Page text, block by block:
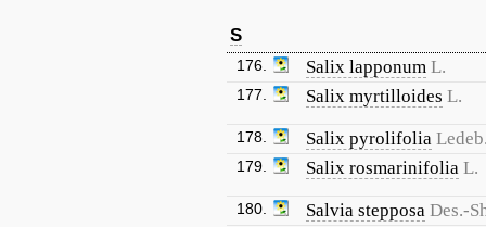
S
176. Salix lapponum L.
177. Salix myrtilloides L.
178. Salix pyrolifolia
179. Salix rosmarinifolia L.
180. Salvia stepposa Des.-